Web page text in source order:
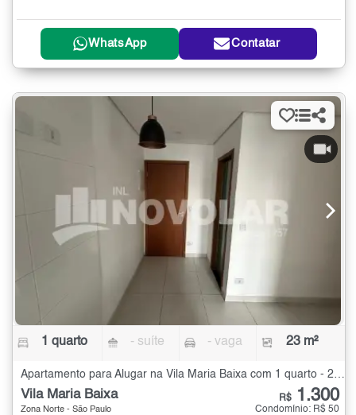
WhatsApp Contatar
1 quarto - suíte - vaga 23 m²
Vila Maria Baixa
Zona Norte - São Paulo
R$ 1.300
Condomínio: R$ 50